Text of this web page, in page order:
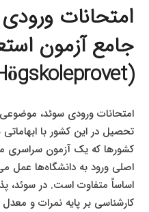
امتحانات
جامع آزمون
(Högskoleprovet)
امتحانات ورودی سوئد،
تحصیل در این کشور با
کشورها که یک آزمون سراسری
اصلی ورود به دانشگاه‌ها عمل
اساساً متفاوت است. در سوئد،
کارشناسی بر پایه نمرات و